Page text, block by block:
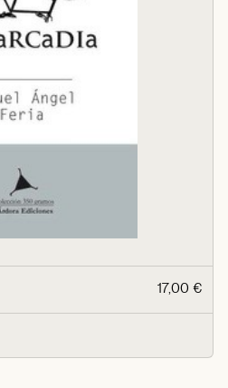
17,00 €